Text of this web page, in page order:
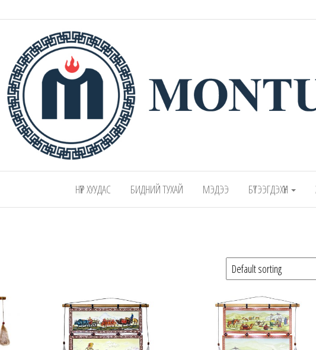
Монтулга ХХК – Montulga LLC
Mongolian leading
НҮҮР ХУУДАС БИДНИЙ ТУХАЙ МЭДЭЭ БҮТЭЭГДЭХҮҮН